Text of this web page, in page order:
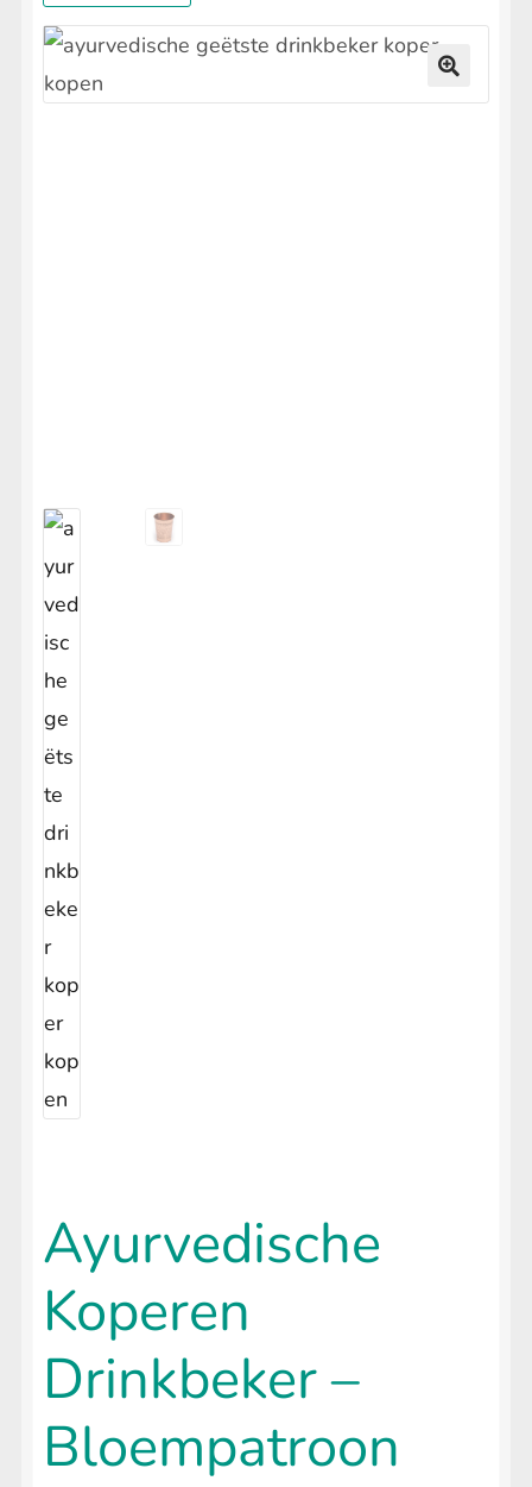
LIFESTYLE
Submenu
uitvouwen
Health & Detox
Leather Journal
Window Hangers
🔍
Ayurvedische
Koperen
Drinkbeker –
Bloempatroon